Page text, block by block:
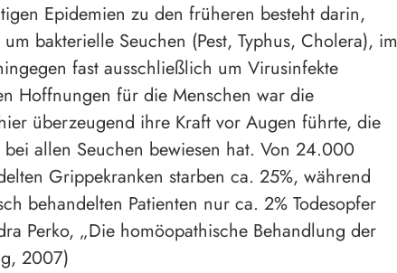
Epidemien zu den früheren besteht darin,
bakterielle Seuchen (Pest, Typhus, Cholera), im
fast ausschließlich um Virusinfekte
Hoffnungen für die Menschen war die
überzeugend ihre Kraft vor Augen führte, die
allen Seuchen bewiesen hat. Von 24.000
Grippekranken starben ca. 25%, während
behandelten Patienten nur ca. 2% Todesopfer
Perko, „Die homöopathische Behandlung der
2007)